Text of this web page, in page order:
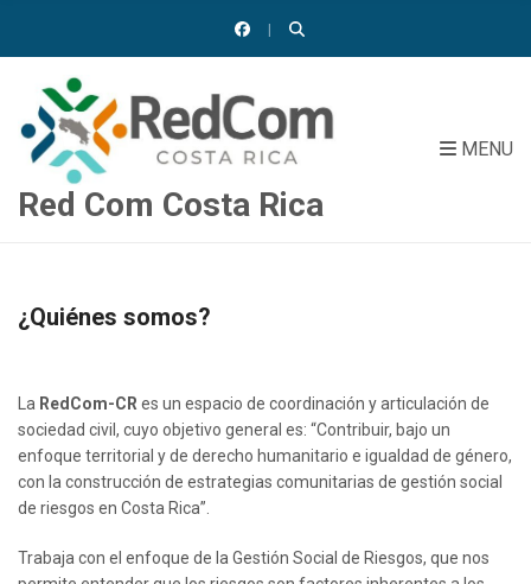
Red Com Costa Rica
MENU
¿Quiénes somos?
La RedCom-CR es un espacio de coordinación y articulación de
sociedad civil, cuyo objetivo general es: “Contribuir, bajo un
enfoque territorial y de derecho humanitario e igualdad de género,
con la construcción de estrategias comunitarias de gestión social
de riesgos en Costa Rica”.
Trabaja con el enfoque de la Gestión Social de Riesgos, que nos